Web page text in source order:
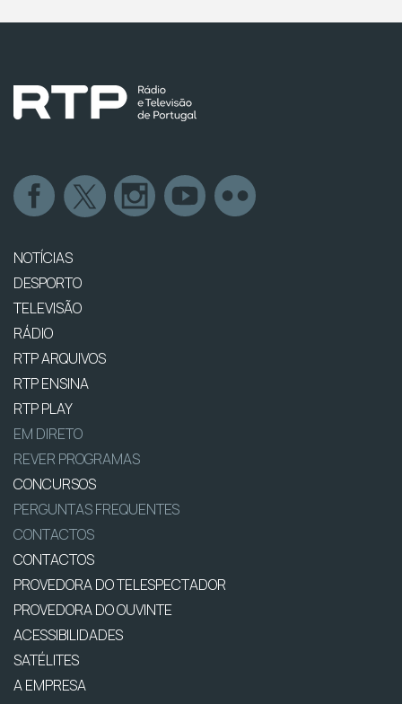
NOTÍCIAS
DESPORTO
TELEVISÃO
RÁDIO
RTP ARQUIVOS
RTP ENSINA
RTP PLAY
EM DIRETO
REVER PROGRAMAS
CONCURSOS
PERGUNTAS FREQUENTES
CONTACTOS
CONTACTOS
PROVEDORA DO TELESPECTADOR
PROVEDORA DO OUVINTE
ACESSIBILIDADES
SATÉLITES
A EMPRESA